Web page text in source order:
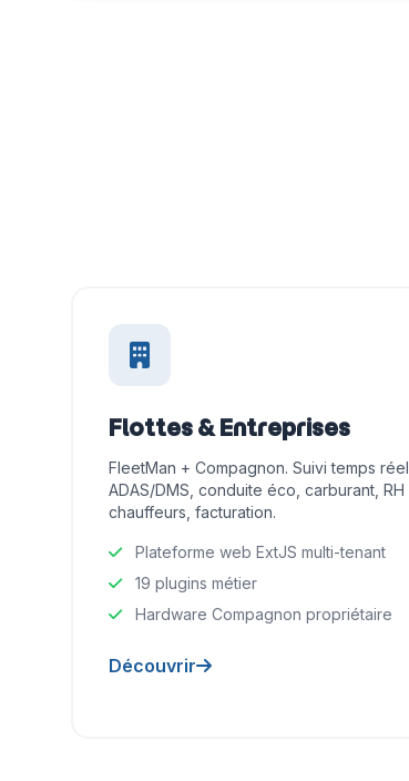
Flottes & Entreprises
FleetMan + Compagnon. Suivi temps réel,
ADAS/DMS, conduite éco, carburant, RH
chauffeurs, facturation.
Plateforme web ExtJS multi-tenant
19 plugins métier
Hardware Compagnon propriétaire
Découvrir